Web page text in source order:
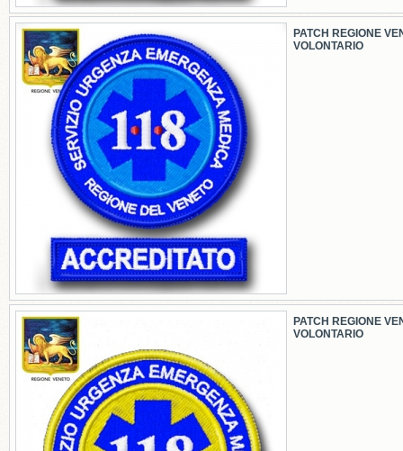
PATCH REGIONE
VOLONTARIO
PATCH REGIONE
VOLONTARIO